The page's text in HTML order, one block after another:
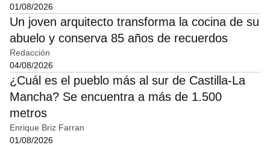
01/08/2026
Un joven arquitecto transforma la cocina de su
abuelo y conserva 85 años de recuerdos
Redacción
04/08/2026
¿Cuál es el pueblo más al sur de Castilla-La
Mancha? Se encuentra a más de 1.500
metros
Enrique Briz Farran
01/08/2026